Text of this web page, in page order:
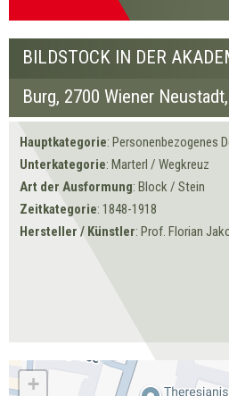
BILDSTOCK IN DER
Burg, 2700 Wiener Neustadt
Hauptkategorie: Personenbezogenes
Unterkategorie: Marterl / Wegkreuz
Art der Ausformung: Block / Stein
Zeitkategorie: 1848-1918
Hersteller / Künstler: Prof. Florian
+